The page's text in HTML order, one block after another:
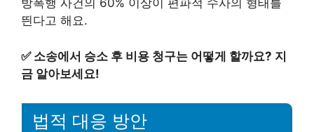
방폭행 사건의 60% 이상이 편파적 수사의 형태를
띈다고 해요.
✅ 소송에서 승소 후 비용 청구는 어떻게 할까요? 지
금 알아보세요!
법적 대응 방안